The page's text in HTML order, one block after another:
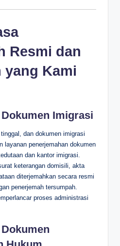
Resmi dan
yang Kami
Imigrasi
dan dokumen imigrasi
layanan penerjemahan dokumen
dan kantor imigrasi.
keterangan domisili, akta
diterjemahkan secara resmi
penerjemah tersumpah.
proses administrasi